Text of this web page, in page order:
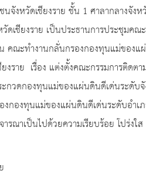
หวัดเชียงราย ชั้น 1 ศาลากลางจังห
เชียงราย เป็นประธานการประชุม
คณะทำงานกลั่นกรองกองทุนแม่ของ
งราย เรื่อง แต่งตั้งคณะกรรมการติ
กวดกองทุนแม่ของแผ่นดินดีเด่นระดับ
องทุนแม่ของแผ่นดินดีเด่นระดับอำเ
รณาเป็นไปด้วยความเรียบร้อย โป